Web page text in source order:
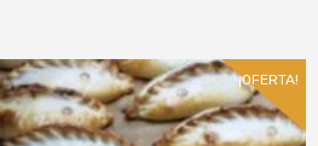
¡OFERTA!